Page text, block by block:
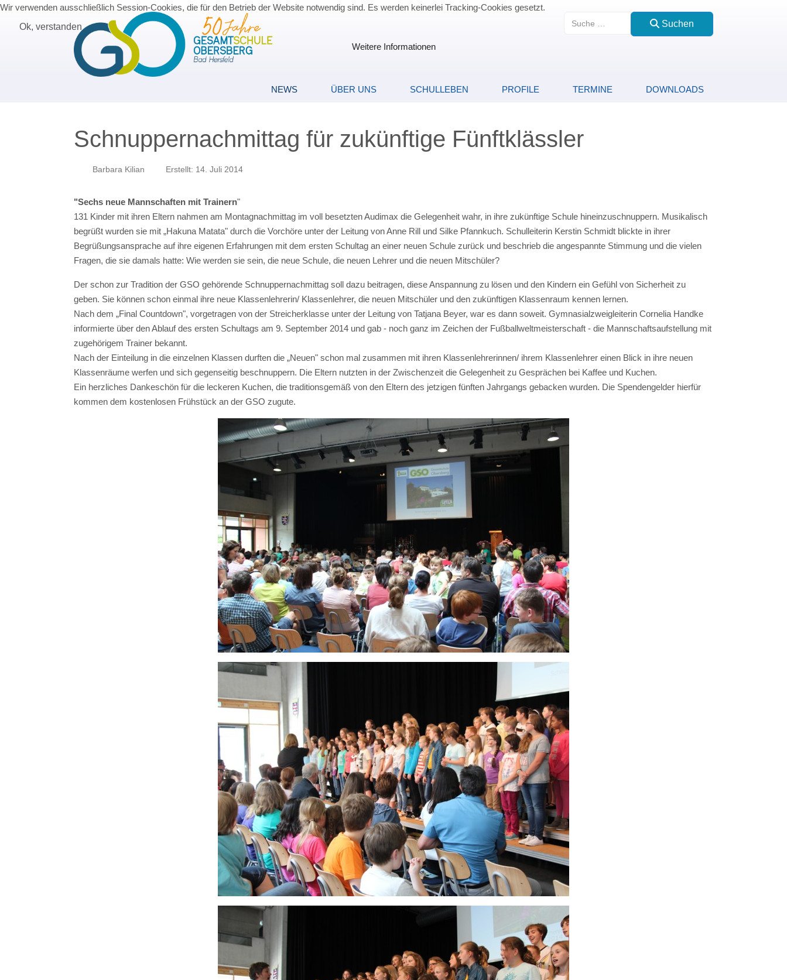
Suchen
Suchen
NEWS ÜBER UNS SCHULLEBEN PROFILE TERMINE DOWNLOADS
Schnuppernachmittag für zukünftige Fünftklässler
Barbara Kilian Erstellt: 14. Juli 2014
"Sechs neue Mannschaften mit Trainern"
131 Kinder mit ihren Eltern nahmen am Montagnachmittag im voll besetzten Audimax die Gelegenheit wahr, in ihre zukünftige Schule hineinzuschnuppern. Musikalisch
begrüßt wurden sie mit „Hakuna Matata" durch die Vorchöre unter der Leitung von Anne Rill und Silke Pfannkuch. Schulleiterin Kerstin Schmidt blickte in ihrer
Begrüßungsansprache auf ihre eigenen Erfahrungen mit dem ersten Schultag an einer neuen Schule zurück und beschrieb die angespannte Stimmung und die vielen
Fragen, die sie damals hatte: Wie werden sie sein, die neue Schule, die neuen Lehrer und die neuen Mitschüler?
Der schon zur Tradition der GSO gehörende Schnuppernachmittag soll dazu beitragen, diese Anspannung zu lösen und den Kindern ein Gefühl von Sicherheit zu
geben. Sie können schon einmal ihre neue Klassenlehrerin/ Klassenlehrer, die neuen Mitschüler und den zukünftigen Klassenraum kennen lernen.
Nach dem „Final Countdown", vorgetragen von der Streicherklasse unter der Leitung von Tatjana Beyer, war es dann soweit. Gymnasialzweigleiterin Cornelia Handke
informierte über den Ablauf des ersten Schultags am 9. September 2014 und gab - noch ganz im Zeichen der Fußballweltmeisterschaft - die Mannschaftsaufstellung mit
zugehörigem Trainer bekannt.
Nach der Einteilung in die einzelnen Klassen durften die „Neuen" schon mal zusammen mit ihren Klassenlehrerinnen/ ihrem Klassenlehrer einen Blick in ihre neuen
Klassenräume werfen und sich gegenseitig beschnuppern. Die Eltern nutzten in der Zwischenzeit die Gelegenheit zu Gesprächen bei Kaffee und Kuchen.
Ein herzliches Dankeschön für die leckeren Kuchen, die traditionsgemäß von den Eltern des jetzigen fünften Jahrgangs gebacken wurden. Die Spendengelder hierfür
kommen dem kostenlosen Frühstück an der GSO zugute.
Wir verwenden ausschließlich Session-Cookies, die für den Betrieb der Website notwendig sind. Es werden keinerlei Tracking-Cookies gesetzt.
Ok, verstanden
Weitere Informationen